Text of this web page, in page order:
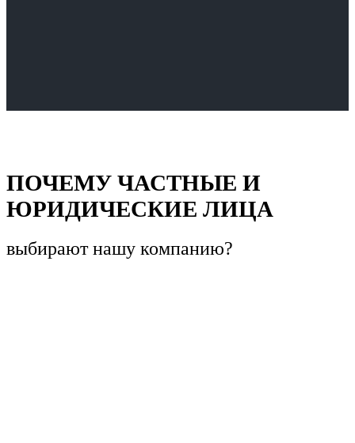
ПОЧЕМУ ЧАСТНЫЕ И
ЮРИДИЧЕСКИЕ ЛИЦА
выбирают нашу компанию?